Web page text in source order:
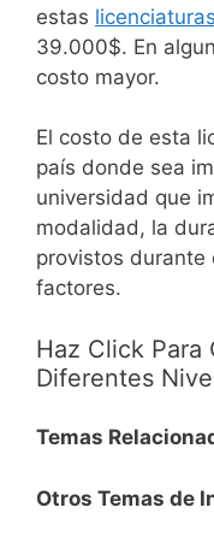
estas licenciaturas
39.000$. En
costo mayor.
El costo de esta
país donde sea
universidad que
modalidad, la
provistos durante
factores.
Haz Click Para
Diferentes
Temas
Otros Temas de